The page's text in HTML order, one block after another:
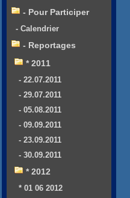
- Pour Participer
- Calendrier
- Reportages
* 2011
- 22.07.2011
- 29.07.2011
- 05.08.2011
- 09.09.2011
- 23.09.2011
- 30.09.2011
* 2012
* 01 06 2012